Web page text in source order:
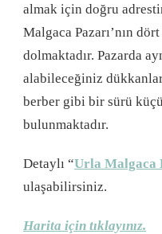
almak için doğru
Malgaca Pazarı’nın
dolmaktadır. Pazarda
alabileceğiniz
berber gibi bir sürü
bulunmaktadır.
Detaylı “Urla Malgaca
ulaşabilirsiniz.
Harita için tıklayınız.